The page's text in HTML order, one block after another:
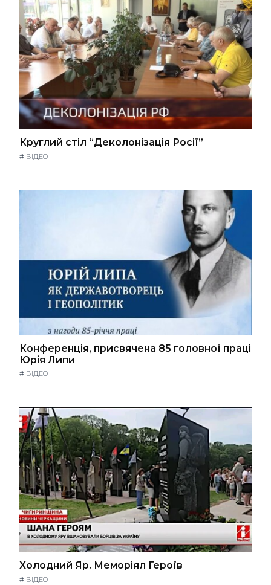
Круглий стіл “Деколонізація Росії”
# ВІДЕО
Конференція, присвячена 85 головної праці
Юрія Липи
# ВІДЕО
Холодний Яр. Меморіял Героїв
# ВІДЕО